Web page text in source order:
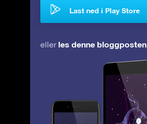
Last ned i Play Store
eller les denne bloggposten